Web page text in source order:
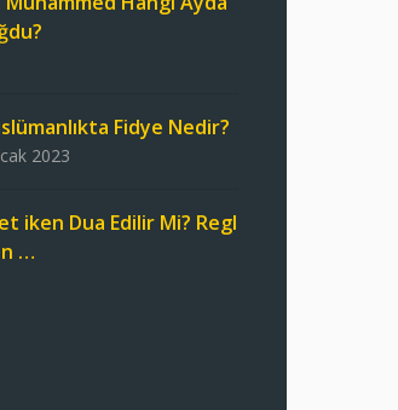
Fidye Nedir?
2023
iken Dua Edilir Mi? Regl
…